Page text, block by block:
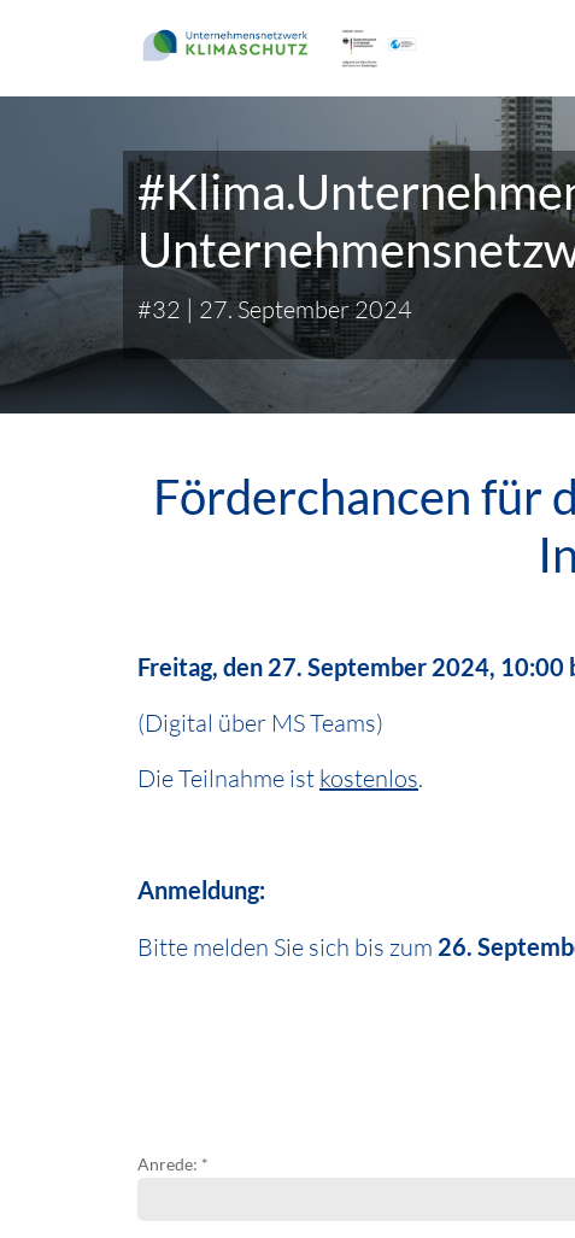
#32 | 27. September 2024
Förderchancen für
Freitag, den 27. September 2024, 10:00
(Digital über MS Teams)
Die Teilnahme ist kostenlos.
Anmeldung:
Bitte melden Sie sich bis zum 26.
Anrede: *